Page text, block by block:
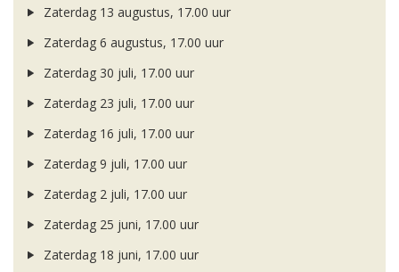
Zaterdag 13 augustus, 17.00 uur
Zaterdag 6 augustus, 17.00 uur
Zaterdag 30 juli, 17.00 uur
Zaterdag 23 juli, 17.00 uur
Zaterdag 16 juli, 17.00 uur
Zaterdag 9 juli, 17.00 uur
Zaterdag 2 juli, 17.00 uur
Zaterdag 25 juni, 17.00 uur
Zaterdag 18 juni, 17.00 uur